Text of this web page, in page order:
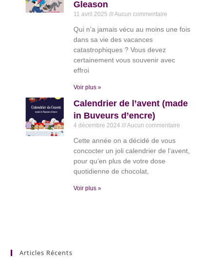
Gleason
11 avril 2025 Aucun commentaire
Qui n’a jamais vécu au moins une fois
dans sa vie des vacances
catastrophiques ? Vous devez
certainement vous souvenir avec
effroi
Voir plus »
Calendrier de l’avent (made
in Buveurs d’encre)
4 décembre 2024 Aucun commentaire
Cette année on a décidé de vous
concocter un joli calendrier de l’avent,
pour qu’en plus de votre dose
quotidienne de chocolat,
Voir plus »
Articles Récents